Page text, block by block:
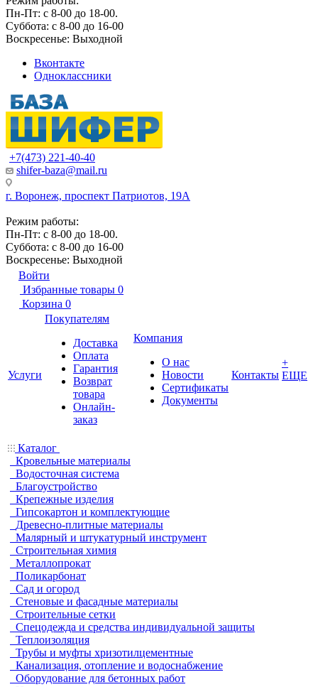
Пн-Пт: с 8-00 до 18-00.
Суббота: с 8-00 до 16-00
Воскресенье: Выходной
Вконтакте
Одноклассники
+7(473) 221-40-40
shifer-baza@mail.ru
г. Воронеж, проспект Патриотов, 19А
Режим работы:
Пн-Пт: с 8-00 до 18-00.
Суббота: с 8-00 до 16-00
Воскресенье: Выходной
Войти
Избранные товары 0
Корзина 0
Услуги
Покупателям
Доставка
Оплата
Гарантия
Возврат
товара
Онлайн-
заказ
Компания
О нас
Новости
Сертификаты
Документы
Контакты
+
ЕЩЕ
Каталог
Кровельные материалы
Водосточная система
Благоустройство
Крепежные изделия
Гипсокартон и комплектующие
Древесно-плитные материалы
Малярный и штукатурный инструмент
Строительная химия
Металлопрокат
Поликарбонат
Сад и огород
Стеновые и фасадные материалы
Строительные сетки
Спецодежда и средства индивидуальной защиты
Теплоизоляция
Трубы и муфты хризотилцементные
Канализация, отопление и водоснабжение
Оборудование для бетонных работ